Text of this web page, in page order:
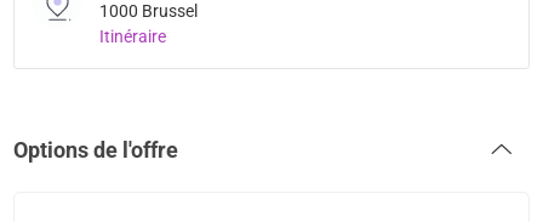
1000 Brussel
Itinéraire
Options de l'offre